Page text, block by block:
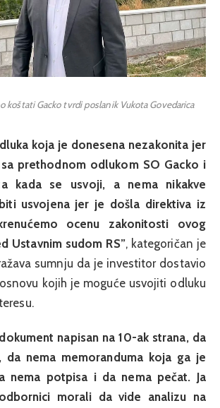
koštati Gacko tvrdi poslanik Vukota Govedarica
koja je donesena nezakonita jer
prethodnom odlukom SO Gacko i
kada se usvoji, a nema nikakve
usvojena jer je došla direktiva iz
ocenu zakonitosti ovog
Ustavnim sudom RS”, kategoričan je
sumnju da je investitor dostavio
kojih je moguće usvojiti odluku
napisan na 10-ak strana, da
da nema memoranduma koja ga je
nema potpisa i da nema pečat. Ja
morali da vide analizu na